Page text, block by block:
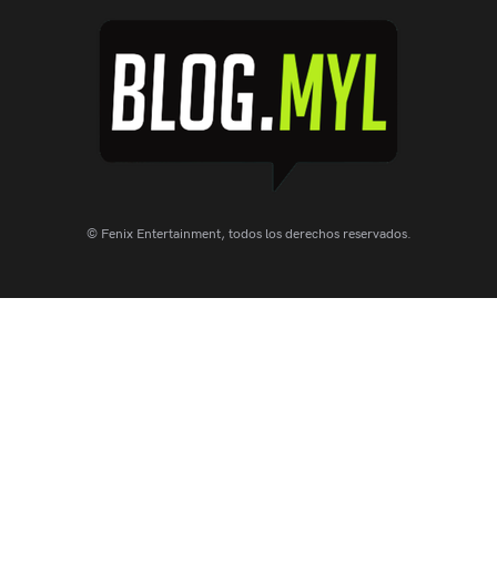
© Fenix Entertainment, todos los derechos reservados.